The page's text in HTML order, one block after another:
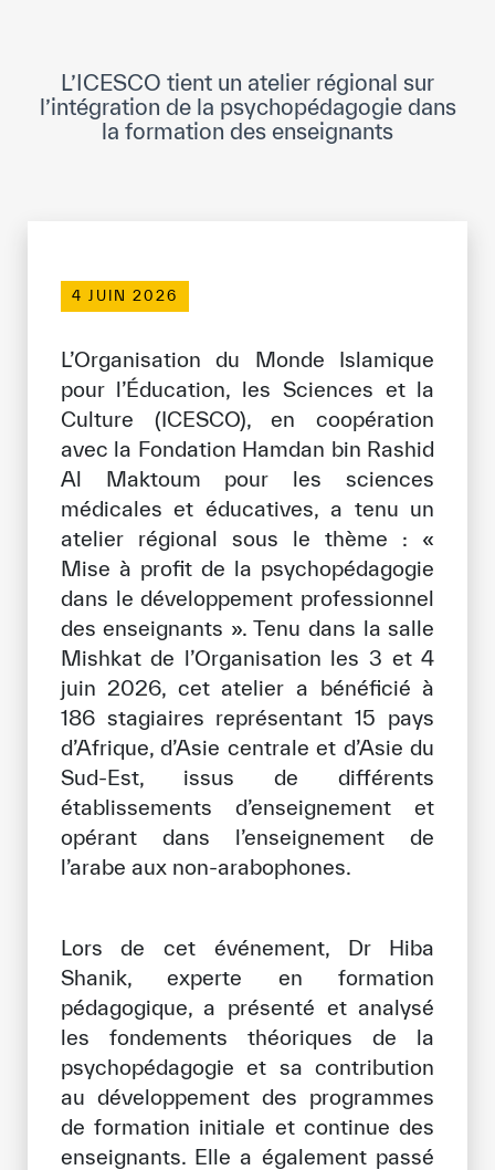
Normes Internationales de Qualité et
d’Excellence
Secrétariat Général
Notre impact
Objectifs de développement durable
Données et perspectives
Bibliothèque Numérique de l’ICESCO
Musées et Expositions
Actualités et événements
Communiqués de presse
Événements
Réseaux Sociaux de l’ICESCO
Contact
Contact
S’engager
Notre méthode de travail
S’engager
Rejoignez la famille de l’ICESCO
Pour les fournisseurs
L’ICESCO tient un atelier régional sur
l’intégration de la psychopédagogie dans
la formation des enseignants
4 JUIN 2026
L’Organisation du Monde Islamique
pour l’Éducation, les Sciences et la
Culture (ICESCO), en coopération
avec la Fondation Hamdan bin Rashid
Al Maktoum pour les sciences
médicales et éducatives, a tenu un
atelier régional sous le thème : «
Mise à profit de la psychopédagogie
dans le développement professionnel
des enseignants ». Tenu dans la salle
Mishkat de l’Organisation les 3 et 4
juin 2026, cet atelier a bénéficié à
186 stagiaires représentant 15 pays
d’Afrique, d’Asie centrale et d’Asie du
Sud-Est, issus de différents
établissements d’enseignement et
opérant dans l’enseignement de
l’arabe aux non-arabophones.
Lors de cet événement, Dr Hiba
Shanik, experte en formation
pédagogique, a présenté et analysé
les fondements théoriques de la
psychopédagogie et sa contribution
au développement des programmes
de formation initiale et continue des
enseignants. Elle a également passé